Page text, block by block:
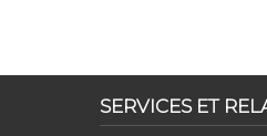
SERVICES ET